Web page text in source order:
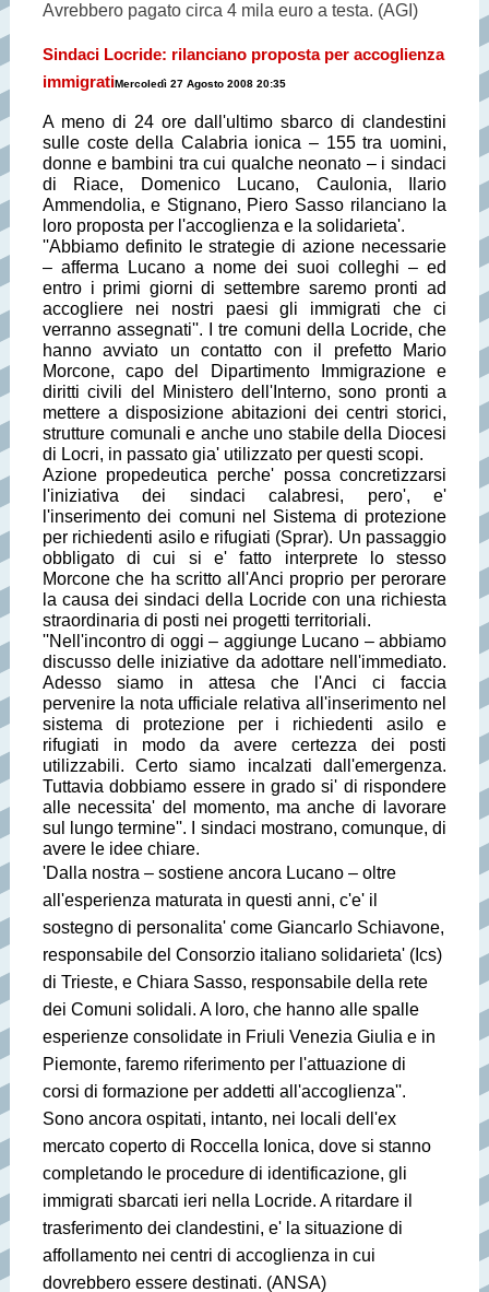
Avrebbero pagato circa 4 mila euro a testa. (AGI)
Sindaci Locride: rilanciano proposta per accoglienza
immigratiMercoledì 27 Agosto 2008 20:35
A meno di 24 ore dall'ultimo sbarco di clandestini
sulle coste della Calabria ionica – 155 tra uomini,
donne e bambini tra cui qualche neonato – i sindaci
di Riace, Domenico Lucano, Caulonia, Ilario
Ammendolia, e Stignano, Piero Sasso rilanciano la
loro proposta per l'accoglienza e la solidarieta'.
''Abbiamo definito le strategie di azione necessarie
– afferma Lucano a nome dei suoi colleghi – ed
entro i primi giorni di settembre saremo pronti ad
accogliere nei nostri paesi gli immigrati che ci
verranno assegnati''. I tre comuni della Locride, che
hanno avviato un contatto con il prefetto Mario
Morcone, capo del Dipartimento Immigrazione e
diritti civili del Ministero dell'Interno, sono pronti a
mettere a disposizione abitazioni dei centri storici,
strutture comunali e anche uno stabile della Diocesi
di Locri, in passato gia' utilizzato per questi scopi.
Azione propedeutica perche' possa concretizzarsi
l'iniziativa dei sindaci calabresi, pero', e'
l'inserimento dei comuni nel Sistema di protezione
per richiedenti asilo e rifugiati (Sprar). Un passaggio
obbligato di cui si e' fatto interprete lo stesso
Morcone che ha scritto all'Anci proprio per perorare
la causa dei sindaci della Locride con una richiesta
straordinaria di posti nei progetti territoriali.
''Nell'incontro di oggi – aggiunge Lucano – abbiamo
discusso delle iniziative da adottare nell'immediato.
Adesso siamo in attesa che l'Anci ci faccia
pervenire la nota ufficiale relativa all'inserimento nel
sistema di protezione per i richiedenti asilo e
rifugiati in modo da avere certezza dei posti
utilizzabili. Certo siamo incalzati dall'emergenza.
Tuttavia dobbiamo essere in grado si' di rispondere
alle necessita' del momento, ma anche di lavorare
sul lungo termine''. I sindaci mostrano, comunque, di
avere le idee chiare.
'Dalla nostra – sostiene ancora Lucano – oltre
all'esperienza maturata in questi anni, c'e' il
sostegno di personalita' come Giancarlo Schiavone,
responsabile del Consorzio italiano solidarieta' (Ics)
di Trieste, e Chiara Sasso, responsabile della rete
dei Comuni solidali. A loro, che hanno alle spalle
esperienze consolidate in Friuli Venezia Giulia e in
Piemonte, faremo riferimento per l'attuazione di
corsi di formazione per addetti all'accoglienza''.
Sono ancora ospitati, intanto, nei locali dell'ex
mercato coperto di Roccella Ionica, dove si stanno
completando le procedure di identificazione, gli
immigrati sbarcati ieri nella Locride. A ritardare il
trasferimento dei clandestini, e' la situazione di
affollamento nei centri di accoglienza in cui
dovrebbero essere destinati. (ANSA)